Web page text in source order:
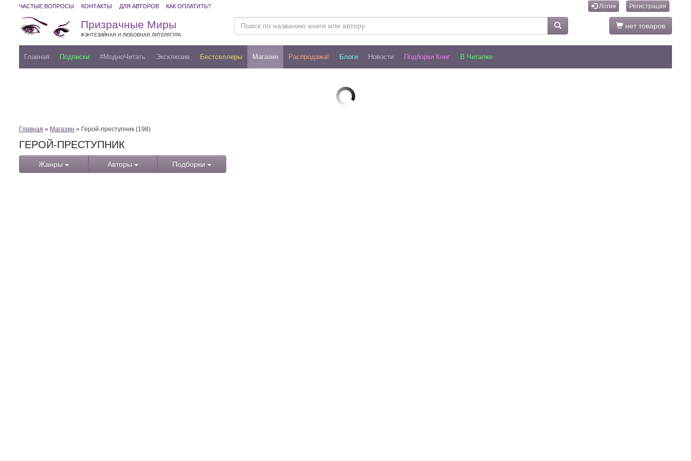
ЧАСТЫЕ ВОПРОСЫ КОНТАКТЫ ДЛЯ АВТОРОВ КАК ОПЛАТИТЬ? Логин Регистрация
Призрачные Миры
ФЭНТЕЗИЙНАЯ И ЛЮБОВНАЯ ЛИТЕРАТУРА
нет товаров
Главная Подписки #МодноЧитать Эксклюзив Бестселлеры Магазин Распродажа! Блоги Новости Подборки Книг В Читалке
Главная » Магазин » Герой-преступник (198)
ГЕРОЙ-ПРЕСТУПНИК
Жанры Авторы Подборки